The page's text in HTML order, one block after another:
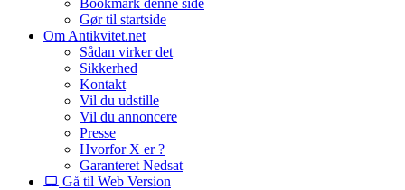
Bookmark denne side
Gør til startside
Om Antikvitet.net
Sådan virker det
Sikkerhed
Kontakt
Vil du udstille
Vil du annoncere
Presse
Hvorfor X er ?
Garanteret Nedsat
Gå til Web Version